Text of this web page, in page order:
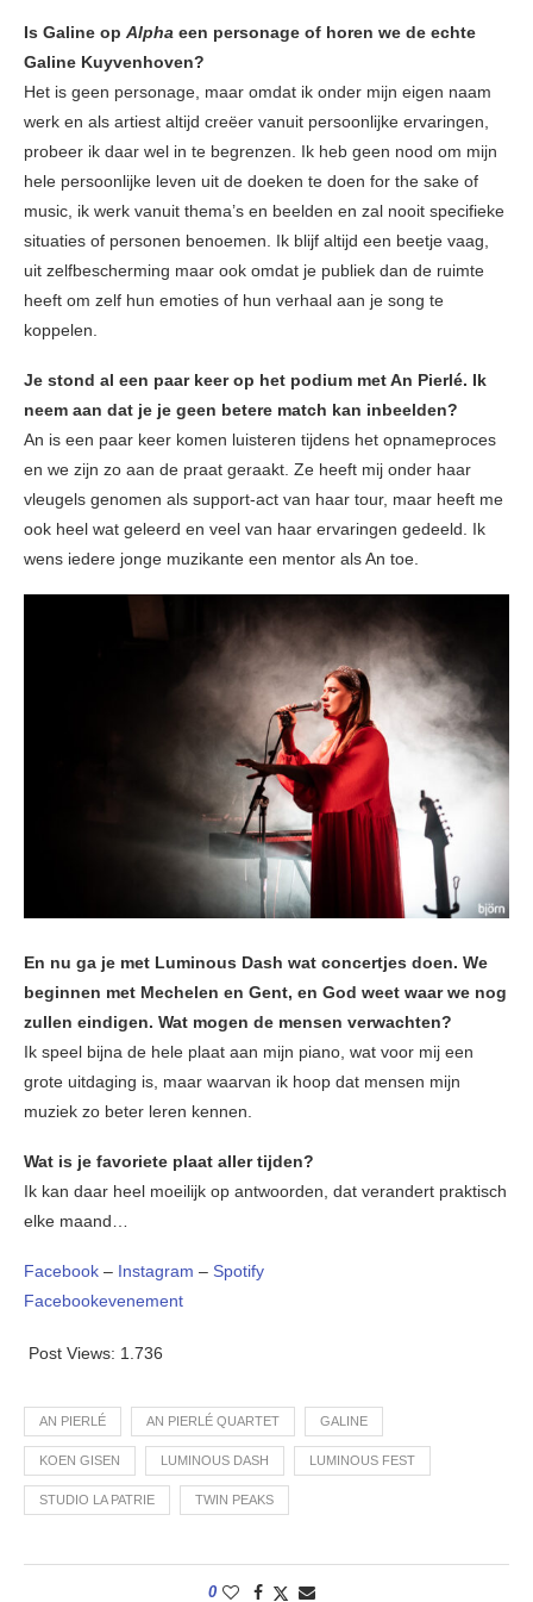
Is Galine op Alpha een personage of horen we de echte
Galine Kuyvenhoven?
Het is geen personage, maar omdat ik onder mijn eigen naam
werk en als artiest altijd creëer vanuit persoonlijke ervaringen,
probeer ik daar wel in te begrenzen. Ik heb geen nood om mijn
hele persoonlijke leven uit de doeken te doen for the sake of
music, ik werk vanuit thema’s en beelden en zal nooit specifieke
situaties of personen benoemen. Ik blijf altijd een beetje vaag,
uit zelfbescherming maar ook omdat je publiek dan de ruimte
heeft om zelf hun emoties of hun verhaal aan je song te
koppelen.
Je stond al een paar keer op het podium met An Pierlé. Ik
neem aan dat je je geen betere match kan inbeelden?
An is een paar keer komen luisteren tijdens het opnameproces
en we zijn zo aan de praat geraakt. Ze heeft mij onder haar
vleugels genomen als support-act van haar tour, maar heeft me
ook heel wat geleerd en veel van haar ervaringen gedeeld. Ik
wens iedere jonge muzikante een mentor als An toe.
En nu ga je met Luminous Dash wat concertjes doen. We
beginnen met Mechelen en Gent, en God weet waar we nog
zullen eindigen. Wat mogen de mensen verwachten?
Ik speel bijna de hele plaat aan mijn piano, wat voor mij een
grote uitdaging is, maar waarvan ik hoop dat mensen mijn
muziek zo beter leren kennen.
Wat is je favoriete plaat aller tijden?
Ik kan daar heel moeilijk op antwoorden, dat verandert praktisch
elke maand…
Facebook – Instagram – Spotify
Facebookevenement
Post Views: 1.736
AN PIERLÉ AN PIERLÉ QUARTET GALINE
KOEN GISEN LUMINOUS DASH LUMINOUS FEST
STUDIO LA PATRIE TWIN PEAKS
0